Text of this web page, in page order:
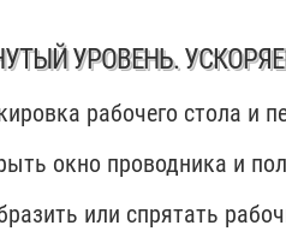
УРОВЕНЬ.
рабочего стола и
окно проводника и
или спрятать